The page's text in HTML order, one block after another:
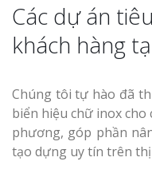
Các dự án
khách hàng
Chúng tôi tự hào đã
biển hiệu chữ inox
phương, góp phần
tạo dựng uy tín trên